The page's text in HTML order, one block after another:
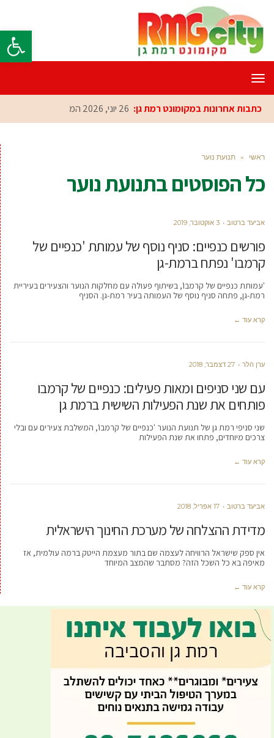
פתח
תפריט
כתבות אחרונות במקומונט רמת גן: 26 יוני, 2026 המכללה ה
ראשי » תנועת נוער
כל הפוסטים בתנועת נוער
אביעד ברטוב 3 אוקטובר, 2019
פורשים כנפיים: סניף נוסף של עמותת 'כנפיים של
קרמבו' נפתח ברמת-גן
'עמותת כנפיים של קרמבו', בשיתוף פעולה עם מחלקות הנוער והצעירים בעיריית
רמת-גן, פתחה סניף נוסף של העמותה בעיר רמת-גן. הסניף
קרא עוד ←
ערן הלר 27 דצמבר, 2018
עם שני סניפים ומאות פעילים: כנפיים של קרמבו
פותחים את שנת הפעילות השישית ברמת גן
שני סניפי רמת גן של תנועת הנוער 'כנפיים של קרמבו', המשלבת צעירים עם ובלי
צרכים מיוחדים, פתחו את שנת הפעילות
קרא עוד ←
אביעד ברטוב 17 אפריל, 2018
מדידת ההצלחה של מערכת החינוך הישראלית
אין ספק שישראל הרוויחה לעצמה שם בתור מעצמת הייטק ברמה עולמית, אז
מאיפה בא כל השכל הזה? מסתבר שהמצב המיוחד
קרא עוד ←